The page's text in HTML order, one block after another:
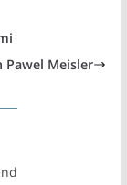
Pawel Meisler